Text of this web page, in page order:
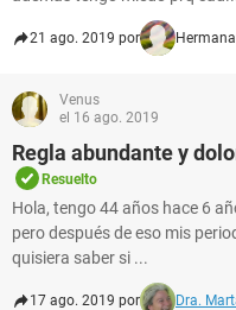
21 ago. 2019 por
Venus
el 16 ago. 2019
Regla abundante y
Resuelto
Hola, tengo 44 años hace 6
pero después de eso mis
quisiera saber si ...
17 ago. 2019 por Dra.